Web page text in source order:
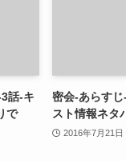
話-キ
で
密会-あらす
スト情報ネタ
2016年7月21日